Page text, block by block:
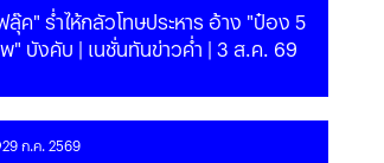
ลุ๊ค" ร่ำไห้กลัวโทษประหาร อ้าง "ป๋อง 5
" บังคับ | เนชั่นทันข่าวค่ำ | 3 ส.ค. 69
29 ก.ค. 2569